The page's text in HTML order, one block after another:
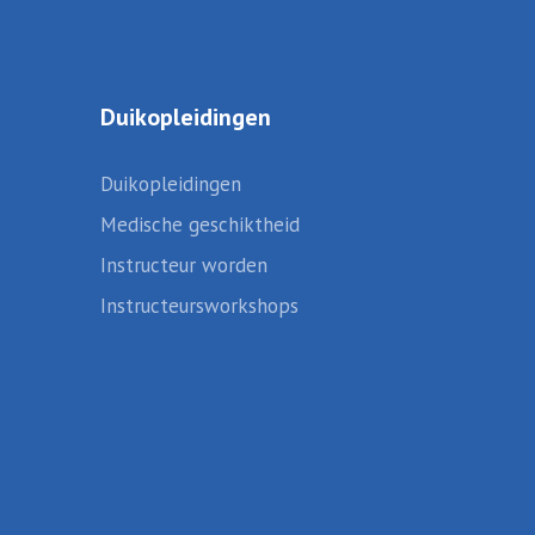
Duikopleidingen
Duikopleidingen
Medische geschiktheid
Instructeur worden
Instructeursworkshops